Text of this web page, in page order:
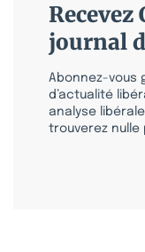
journal
Abonnez-vous
d’actualité
analyse
trouverez nulle